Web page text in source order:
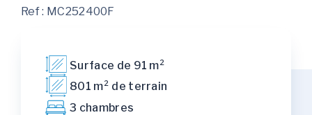
Ref : MC252400F
Surface de 91 m²
801 m² de terrain
3 chambres